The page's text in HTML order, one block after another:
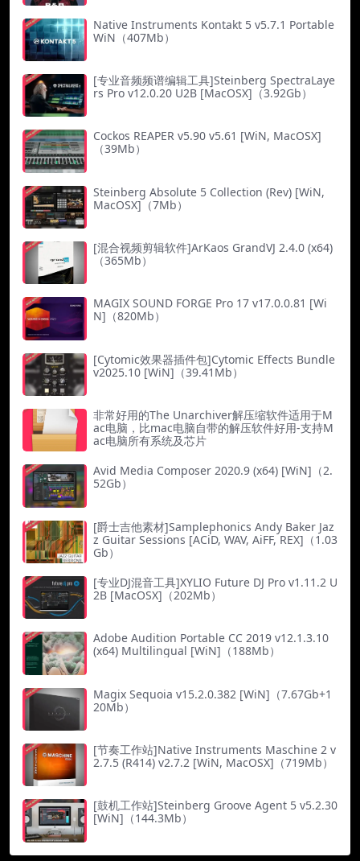
Native Instruments Kontakt 5 v5.7.1 Portable
WiN（407Mb）
[专业音频频谱编辑工具]Steinberg SpectraLaye
rs Pro v12.0.20 U2B [MacOSX]（3.92Gb）
Cockos REAPER v5.90 v5.61 [WiN, MacOSX]
（39Mb）
Steinberg Absolute 5 Collection (Rev) [WiN,
MacOSX]（7Mb）
[混合视频剪辑软件]ArKaos GrandVJ 2.4.0 (x64)
（365Mb）
MAGIX SOUND FORGE Pro 17 v17.0.0.81 [Wi
N]（820Mb）
[Cytomic效果器插件包]Cytomic Effects Bundle
v2025.10 [WiN]（39.41Mb）
非常好用的The Unarchiver解压缩软件适用于M
ac电脑，比mac电脑自带的解压软件好用-支持M
ac电脑所有系统及芯片
Avid Media Composer 2020.9 (x64) [WiN]（2.
52Gb）
[爵士吉他素材]Samplephonics Andy Baker Jaz
z Guitar Sessions [ACiD, WAV, AiFF, REX]（1.03
Gb）
[专业DJ混音工具]XYLIO Future DJ Pro v1.11.2 U
2B [MacOSX]（202Mb）
Adobe Audition Portable CC 2019 v12.1.3.10
(x64) Multilingual [WiN]（188Mb）
Magix Sequoia v15.2.0.382 [WiN]（7.67Gb+1
20Mb）
[节奏工作站]Native Instruments Maschine 2 v
2.7.5 (R414) v2.7.2 [WiN, MacOSX]（719Mb）
[鼓机工作站]Steinberg Groove Agent 5 v5.2.30
[WiN]（144.3Mb）